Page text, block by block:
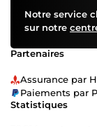
Notre service
sur notre
Partenaires
Assurance par
Paiements par
Statistiques